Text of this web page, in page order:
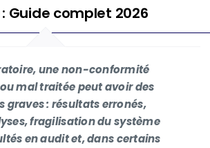
démo
Guide complet 2026
une non-conformité
mal traitée peut avoir des
graves : résultats erronés,
fragilisation du système
en audit et, dans certains